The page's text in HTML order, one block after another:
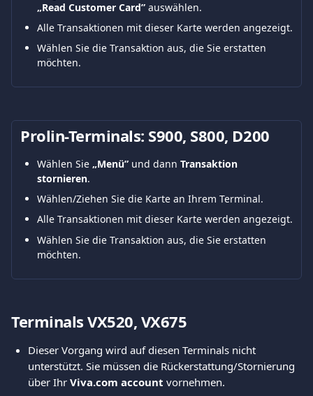
„Read Customer Card” auswählen.
Alle Transaktionen mit dieser Karte werden angezeigt.
Wählen Sie die Transaktion aus, die Sie erstatten
möchten.
Prolin-Terminals: S900, S800, D200
Wählen Sie „Menü” und dann Transaktion
stornieren.
Wählen/Ziehen Sie die Karte an Ihrem Terminal.
Alle Transaktionen mit dieser Karte werden angezeigt.
Wählen Sie die Transaktion aus, die Sie erstatten
möchten.
Terminals VX520, VX675
Dieser Vorgang wird auf diesen Terminals nicht
unterstützt. Sie müssen die Rückerstattung/Stornierung
über Ihr Viva.com account vornehmen.